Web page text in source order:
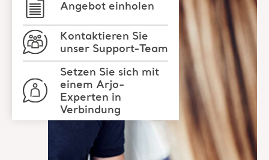
Angebot einholen
Kontaktieren Sie
unser Support-Team
Setzen Sie sich mit
einem Arjo-
Experten in
Verbindung